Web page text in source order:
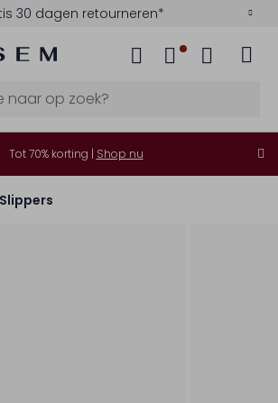
30 dagen retourneren*
Tot 70% korting | Shop nu
Slippers